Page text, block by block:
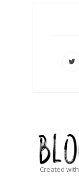
Created with